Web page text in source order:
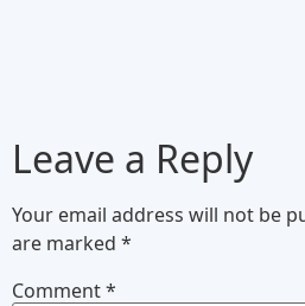
Leave a Reply
Your email address will not be
are marked *
Comment*